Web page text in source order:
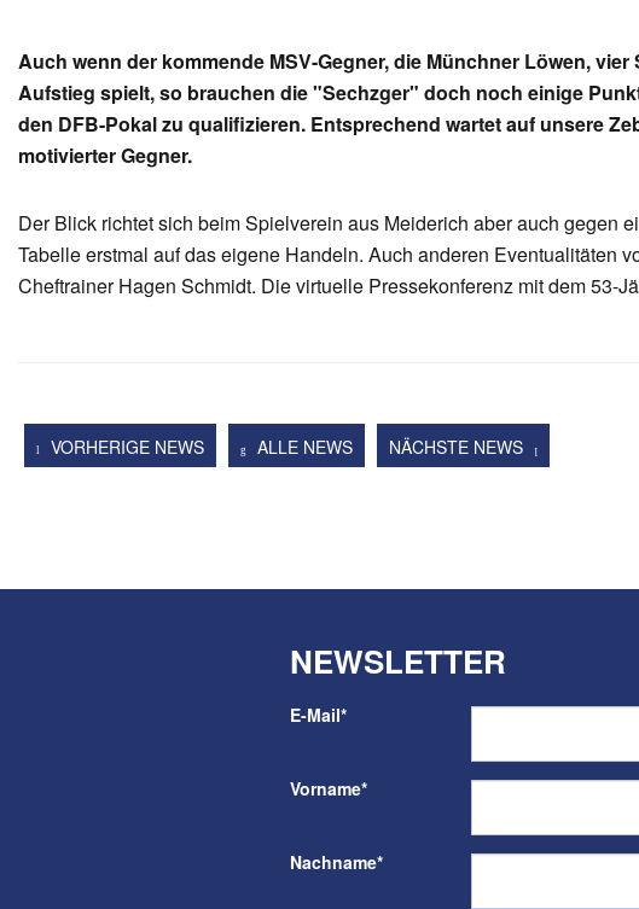
Auch wenn der kommende MSV-Gegner, die Münchner Löwen,
Aufstieg spielt, so brauchen die "Sechzger" doch noch einige
den DFB-Pokal zu qualifizieren. Entsprechend wartet auf unsere
motivierter Gegner.
Der Blick richtet sich beim Spielverein aus Meiderich aber auch gegen
Tabelle erstmal auf das eigene Handeln. Auch anderen Eventualitäten
Cheftrainer Hagen Schmidt. Die virtuelle Pressekonferenz mit dem 53-
VORHERIGE NEWS ALLE NEWS NÄCHSTE NEWS
NEWSLETTER
E-Mail*
Vorname*
Nachname*